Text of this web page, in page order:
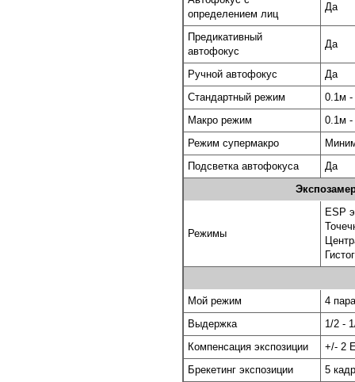
определением лиц
Да
Предикативный
автофокус
Да
Ручной автофокус
Да
Стандартный режим
0.1м -
Макро режим
0.1м -
Режим супермакро
Подсветка автофокуса
Да
Режимы
ESP
Мой режим
4
Выдержка
1/2 -
Компенсация экспозиции
+/- 2
Брекетинг экспозиции
5